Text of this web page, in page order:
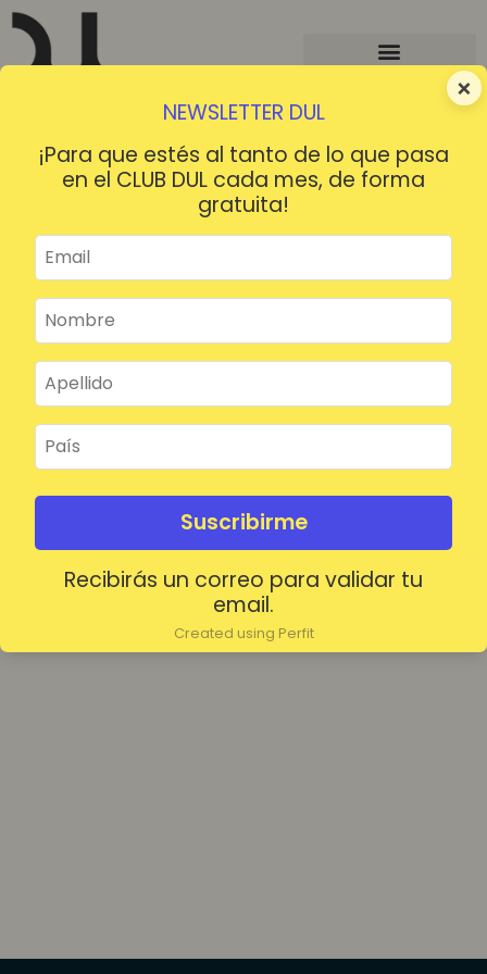
×
NEWSLETTER DUL
¡Para que estés al tanto de lo que pasa
en el CLUB DUL cada mes, de forma
gratuita!
Suscribirme
Recibirás un correo para validar tu
email.
Created using Perfit
¡HOLA!
Mantenerme conectado
Acceder